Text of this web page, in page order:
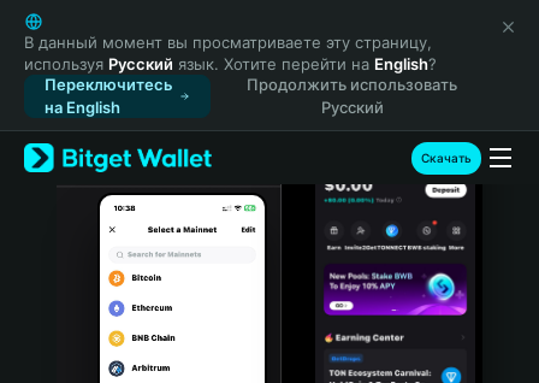
English
日本語
Tiếng Việt
Русский
Español (Latinoamérica)
Türkçe
Italiano
Português (Portugal)
Bahasa Indonesia
В данный момент вы просматриваете эту страницу,
используя Русский язык. Хотите перейти на English?
Переключитесь
на English
Продолжить использовать
Русский
Скачать